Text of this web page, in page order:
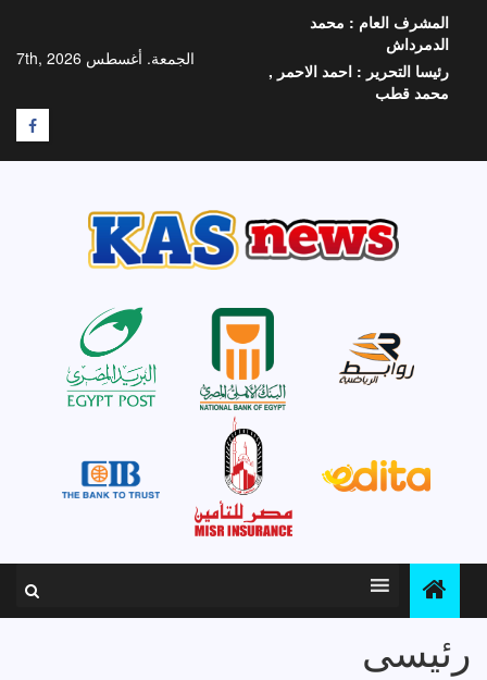
المحتوى
الجمعة. أغسطس 7th, 2026
المشرف العام : محمد
الدمرداش
رئيسا التحرير : احمد الاحمر ,
محمد قطب
F
رئيسى